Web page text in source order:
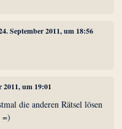
September 2011, um 18:56
2011, um 19:01
die anderen Rätsel lösen
=)